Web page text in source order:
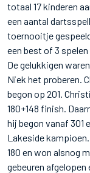
totaal 17 kinderen
een aantal
toernooitje
een best of 3
De gelukkigen
Niek het proberen.
begon op 201.
180+148 finish.
hij begon vanaf 301
Lakeside
180 en won alsnog
gebeuren afgelopen